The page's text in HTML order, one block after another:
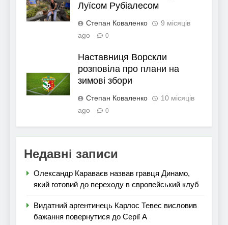
Луїсом Рубіалесом
Степан Коваленко
9 місяців
ago
0
Наставниця Ворскли
розповіла про плани на
зимові збори
Степан Коваленко
10 місяців
ago
0
Недавні записи
Олександр Караваєв назвав гравця Динамо,
який готовий до переходу в європейський клуб
Видатний аргентинець Карлос Тевес висловив
бажання повернутися до Серії А